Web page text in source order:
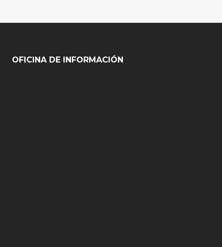
OFICINA DE INFORMACIÓN